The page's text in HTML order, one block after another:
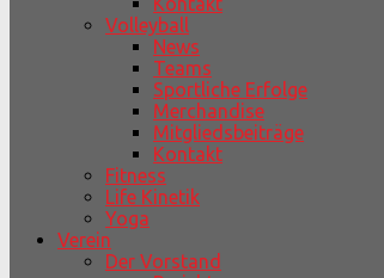
Volleyball
News
Teams
Sportliche Erfolge
Merchandise
Mitgliedsbeiträge
Kontakt
Fitness
Life Kinetik
Yoga
Verein
Der Vorstand